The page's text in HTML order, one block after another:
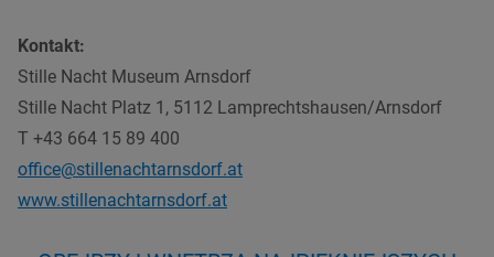
Kontakt:
Stille Nacht Museum Arnsdorf
Stille Nacht Platz 1, 5112 Lamprechtshausen/Arnsdorf
T +43 664 15 89 400
office@stillenachtarnsdorf.at
www.stillenachtarnsdorf.at